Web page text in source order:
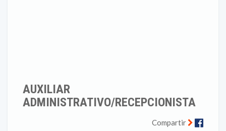
AUXILIAR
ADMINISTRATIVO/RECEPCIONISTA
Compartir